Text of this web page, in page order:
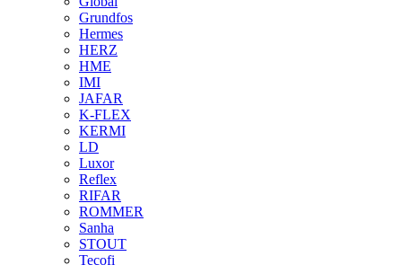
Grundfos
Hermes
HERZ
HME
IMI
JAFAR
K-FLEX
KERMI
LD
Luxor
Reflex
RIFAR
ROMMER
Sanha
STOUT
Tecofi